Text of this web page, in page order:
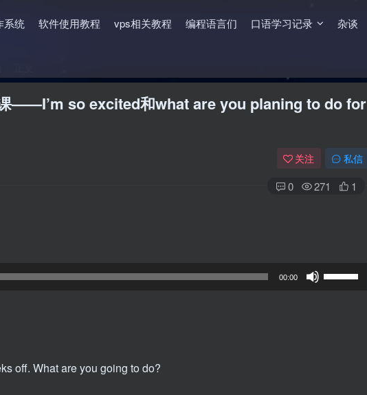
系统 软件使用教程 vps相关教程 编程语言们 口语学习记录 杂谈
课——I’m so excited和what are you planing to do for
关注 私信
0 271 1
00:00
使
off. What are you going to do?